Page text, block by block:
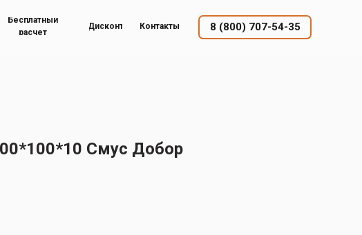
8 (800) 707-54-35
Бесплатный
расчет
Контакты
Дисконт
Смус Добор